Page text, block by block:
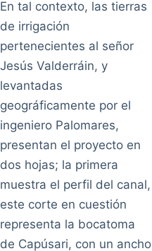
En tal contexto, las tierras
de irrigación
pertenecientes al señor
Jesús Valderráin, y
levantadas
geográficamente por el
ingeniero Palomares,
presentan el proyecto en
dos hojas; la primera
muestra el perfil del canal,
este corte en cuestión
representa la bocatoma
de Capúsari, con un ancho